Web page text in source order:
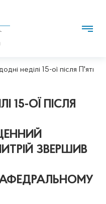
неділі 15-ої після
15-ОЇ ПІСЛЯ
ЗВЕРШИВ